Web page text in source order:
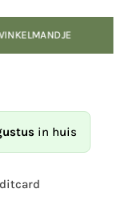
in huis